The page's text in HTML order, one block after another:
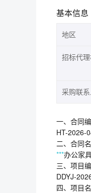
基本信息
地区
招标代
采购联
一、合同
HT-2026-
二、合同
***办公家
三、项目
DDYJ-
四、项目